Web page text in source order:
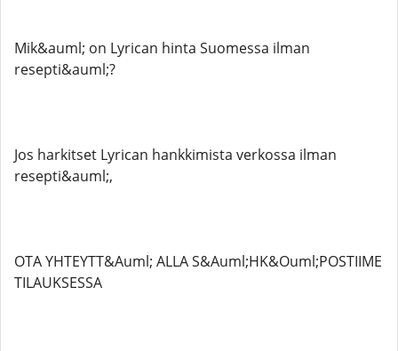
Mik&auml; on Lyrican hinta Suomessa ilman
resepti&auml;?
Jos harkitset Lyrican hankkimista verkossa ilman
resepti&auml;,
OTA YHTEYTT&Auml; ALLA S&Auml;HK&Ouml;POSTIIME
TILAUKSESSA